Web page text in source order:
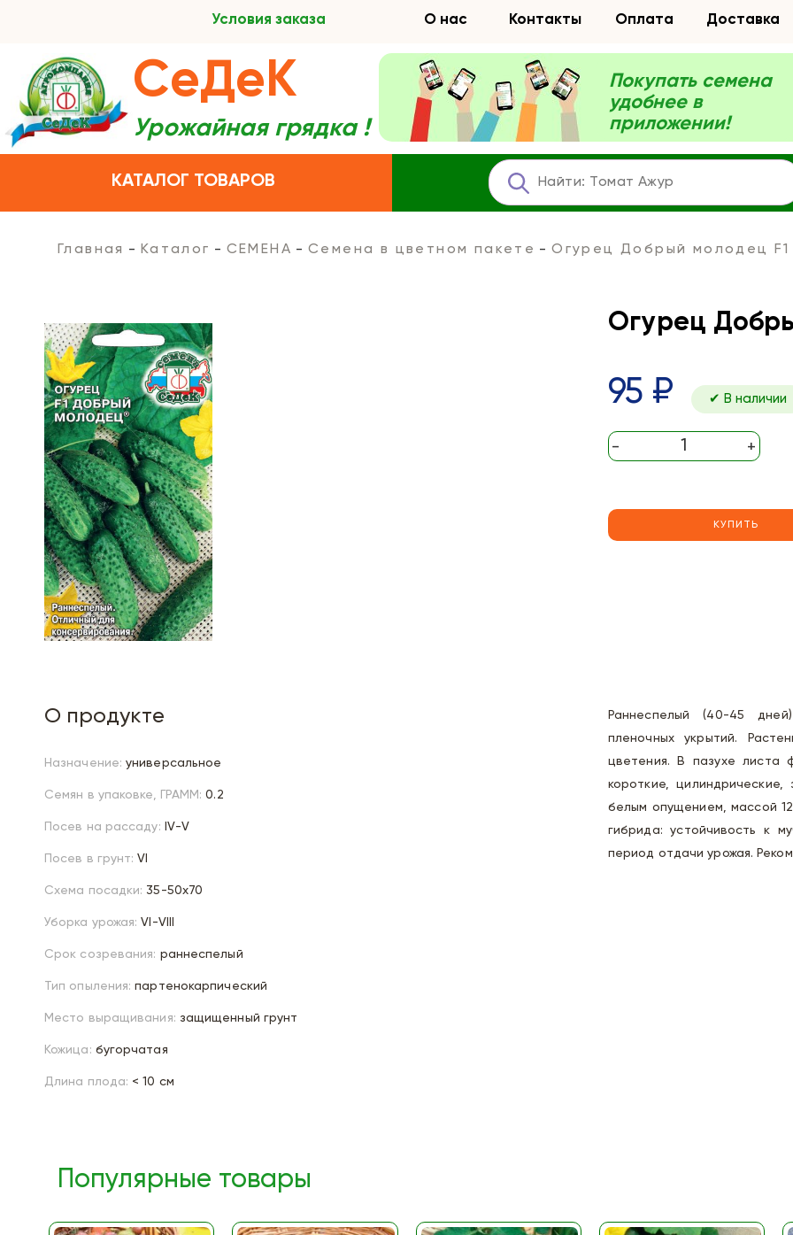
Условия заказа О нас Контакты Оплата Доставка
КАТАЛОГ ТОВАРОВ
СеДеК
Урожайная грядка !
Покупать семена
удобнее в
приложении!
Главная Каталог СЕМЕНА Семена в цветном пакете Огурец Добрый молодец F1
Огурец
95 ₽ ✔ В наличии
- +
КУПИТЬ
О продукте
Назначение: универсальное
Семян в упаковке, ГРАММ: 0.2
Посев на рассаду: IV-V
Посев в грунт: VI
Схема посадки: 35-50х70
Уборка урожая: VI-VIII
Срок созревания: раннеспелый
Тип опыления: партенокарпический
Место выращивания: защищенный грунт
Кожица: бугорчатая
Длина плода: < 10 см
Раннеспелый (40-45
пленочных укрытий.
цветения. В пазухе листа
короткие,
белым опущением, массой
гибрида: устойчивость к
период отдачи урожая.
Популярные товары